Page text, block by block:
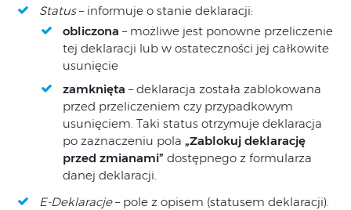
Status– informuje o stanie deklaracji:
obliczona – możliwe jest ponowne przeliczenie
tej deklaracji lub w ostateczności jej całkowite
usunięcie
zamknięta – deklaracja została zablokowana
przed przeliczeniem czy przypadkowym
usunięciem. Taki status otrzymuje deklaracja
po zaznaczeniu pola „Zablokuj deklarację
przed zmianami” dostępnego z formularza
danej deklaracji.
E-Deklaracje– pole z opisem (statusem deklaracji).